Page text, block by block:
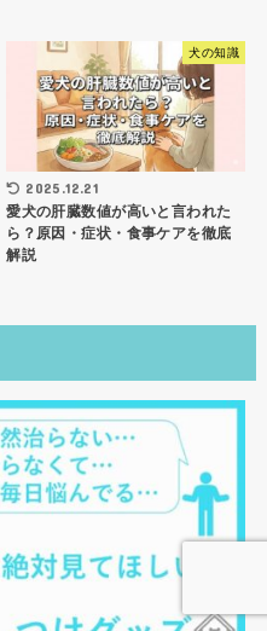
犬の知識
2025.12.21
愛犬の肝臓数値が高いと言われた
ら？原因・症状・食事ケアを徹底
解説